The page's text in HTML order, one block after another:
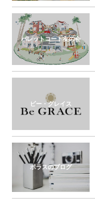
パレットコート友の会
ビー・グレイス
ポラスのブログ